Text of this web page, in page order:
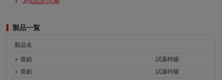
製品一覧
製品名
亜鉛
試薬特級
亜鉛
試薬特級